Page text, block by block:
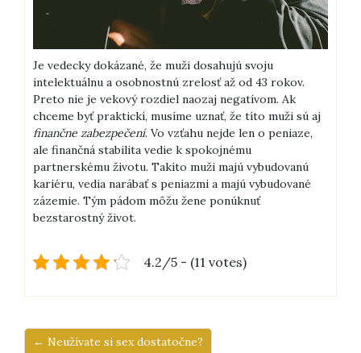
Je vedecky dokázané, že muži dosahujú svoju
intelektuálnu a osobnostnú zrelosť až od 43 rokov.
Preto nie je vekový rozdiel naozaj negatívom. Ak
chceme byť praktickí, musíme uznať, že títo muži sú aj
finančne zabezpečení. Vo vzťahu nejde len o peniaze,
ale finančná stabilita vedie k spokojnému
partnerskému životu. Takíto muži majú vybudovanú
kariéru, vedia narábať s peniazmi a majú vybudované
zázemie. Tým pádom môžu žene ponúknuť
bezstarostný život.
4.2/5 - (11 votes)
← Neužívate si sex dostatočne?